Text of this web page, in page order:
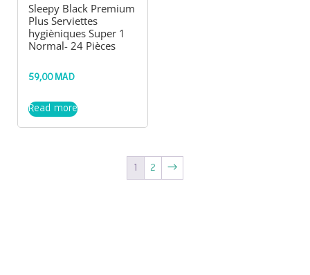
Sleepy Black Premium
Plus Serviettes
hygièniques Super 1
Normal- 24 Pièces
59,00 MAD
Read more
1 2 →